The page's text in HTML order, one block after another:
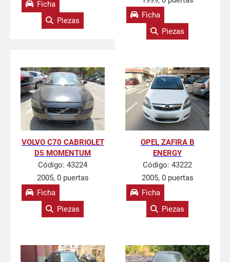
Ficha
Piezas
Ficha
Piezas
VOLVO C70 CABRIOLET
D5 MOMENTUM
Código: 43224
2005, 0 puertas
Ficha
Piezas
OPEL ZAFIRA B
ENERGY
Código: 43222
2005, 0 puertas
Ficha
Piezas